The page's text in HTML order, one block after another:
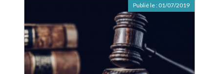
Publié le : 01/07/2019